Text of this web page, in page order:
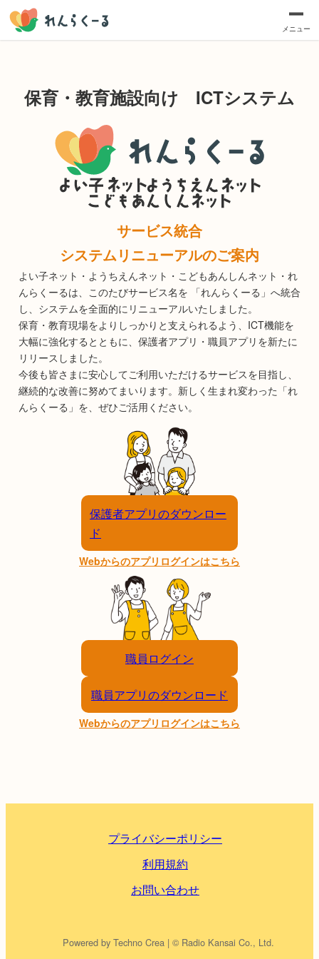
メニュー
保育・教育施設向け ICTシステム​
サービス統合
システムリニューアルのご案内​​
よい子ネット・ようちえんネット・こどもあんしんネット・れ
んらくーるは、このたびサービス名を 「れんらくーる」へ統合
し、システムを全面的にリニューアルいたしました。​
保育・教育現場をよりしっかりと支えられるよう、ICT機能を
大幅に強化するとともに、保護者アプリ・職員アプリを新たに
リリースしました。
今後も皆さまに安心してご利用いただけるサービスを目指し、
継続的な改善に努めてまいります。新しく生まれ変わった「れ
んらくーる」を、ぜひご活用ください。
保護者アプリのダウンロー
ド
Webからのアプリログインはこちら
職員ログイン
職員アプリのダウンロード
Webからのアプリログインはこちら
Powered by Techno Crea | © Radio Kansai Co., Ltd.
プライバシーポリシー
利用規約
お問い合わせ